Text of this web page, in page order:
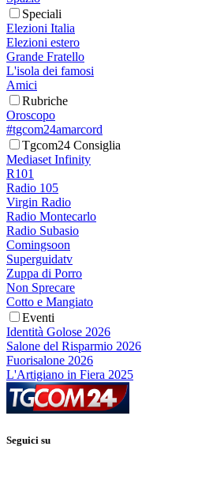
Speciali
Elezioni Italia
Elezioni estero
Grande Fratello
L'isola dei famosi
Amici
Rubriche
Oroscopo
#tgcom24amarcord
Tgcom24 Consiglia
Mediaset Infinity
R101
Radio 105
Virgin Radio
Radio Montecarlo
Radio Subasio
Comingsoon
Superguidatv
Zuppa di Porro
Non Sprecare
Cotto e Mangiato
Eventi
Identità Golose 2026
Salone del Risparmio 2026
Fuorisalone 2026
L'Artigiano in Fiera 2025
Seguici su